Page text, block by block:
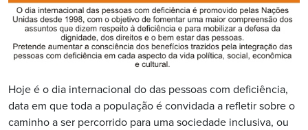
Hoje é o dia internacional do das pessoas com deficiência,
data em que toda a população é convidada a refletir sobre o
caminho a ser percorrido para uma sociedade inclusiva, ou